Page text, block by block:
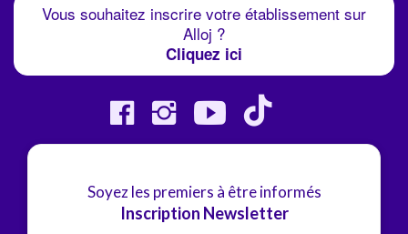
Vous souhaitez inscrire votre établissement sur
Alloj ?
Cliquez ici
Soyez les premiers à être informés
Inscription Newsletter